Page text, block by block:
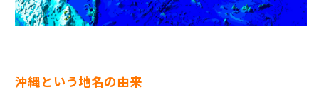
沖縄という地名の由来